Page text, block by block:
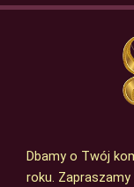
Dbamy o Twój
roku.